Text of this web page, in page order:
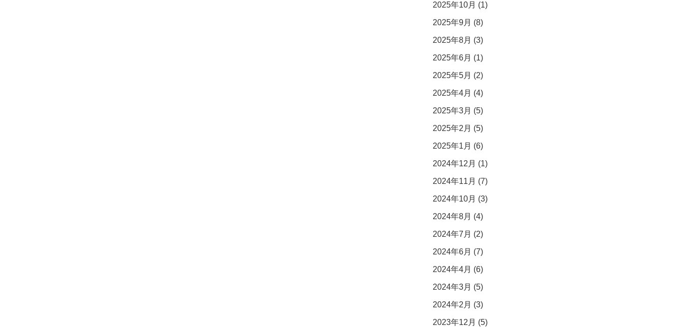
2025年10月 (1)
2025年9月 (8)
2025年8月 (3)
2025年6月 (1)
2025年5月 (2)
2025年4月 (4)
2025年3月 (5)
2025年2月 (5)
2025年1月 (6)
2024年12月 (1)
2024年11月 (7)
2024年10月 (3)
2024年8月 (4)
2024年7月 (2)
2024年6月 (7)
2024年4月 (6)
2024年3月 (5)
2024年2月 (3)
2023年12月 (5)